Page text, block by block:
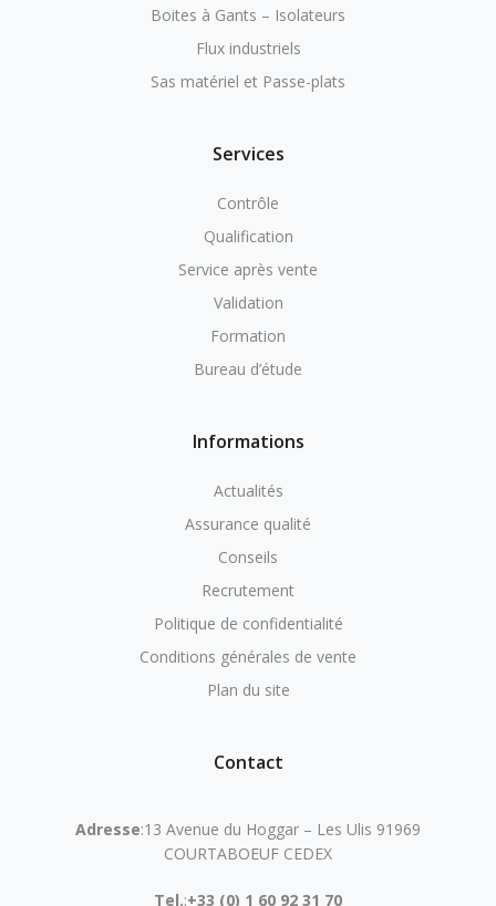
Boites à Gants – Isolateurs
Flux industriels
Sas matériel et Passe-plats
Services
Contrôle
Qualification
Service après vente
Validation
Formation
Bureau d’étude
Informations
Actualités
Assurance qualité
Conseils
Recrutement
Politique de confidentialité
Conditions générales de vente
Plan du site
Contact
Adresse:13 Avenue du Hoggar – Les Ulis 91969
COURTABOEUF CEDEX
Tel.:+33 (0) 1 60 92 31 70